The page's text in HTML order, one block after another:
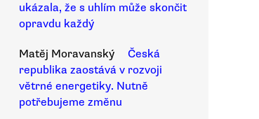
ukázala, že s uhlím může skončit
opravdu každý
Matěj Moravanský
Česká
republika zaostává v rozvoji
větrné energetiky. Nutně
potřebujeme změnu